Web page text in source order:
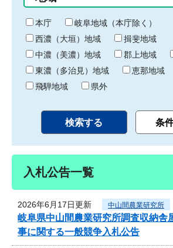
り
終
わ
り
本庁
岐阜地域（本庁除く）
西濃（大垣）地域
揖斐地域
中濃（美濃）地域
郡上地域
東濃（多治見）地域
恵那地域
飛騨地域
県外
入札公告一覧
2026年6月17日更新 中山間農業研究所
岐阜県中山間農業研究所調査収納舎
事に関する一般競争入札公告